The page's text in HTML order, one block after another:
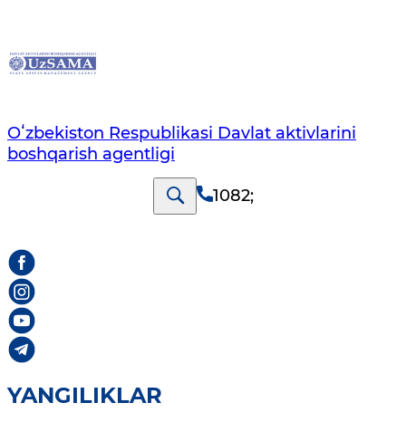
Oʻzbekiston Respublikasi Davlat aktivlarini
boshqarish agentligi
1082;
YANGILIKLAR